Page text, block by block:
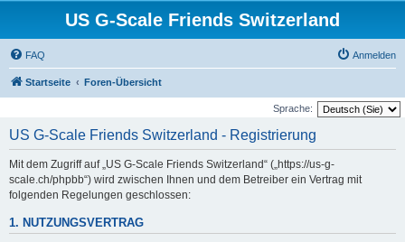
US G-Scale Friends Switzerland
FAQ Anmelden
Startseite Foren-Übersicht
Sprache:
US G-Scale Friends Switzerland - Registrierung
Mit dem Zugriff auf „US G-Scale Friends Switzerland“ („https://us-g-
scale.ch/phpbb“) wird zwischen Ihnen und dem Betreiber ein Vertrag mit
folgenden Regelungen geschlossen:
1. NUTZUNGSVERTRAG